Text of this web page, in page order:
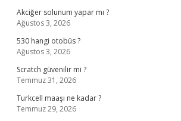
Akciğer solunum yapar mı ?
Ağustos 3, 2026
530 hangi otobüs ?
Ağustos 3, 2026
Scratch güvenilir mi ?
Temmuz 31, 2026
Turkcell maaşı ne kadar ?
Temmuz 29, 2026